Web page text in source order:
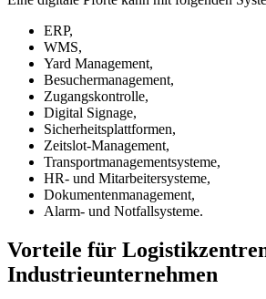
ERP,
WMS,
Yard Management,
Besuchermanagement,
Zugangskontrolle,
Digital Signage,
Sicherheitsplattformen,
Zeitslot-Management,
Transportmanagementsysteme,
HR- und Mitarbeitersysteme,
Dokumentenmanagement,
Alarm- und Notfallsysteme.
Vorteile für
Industrieunternehmen